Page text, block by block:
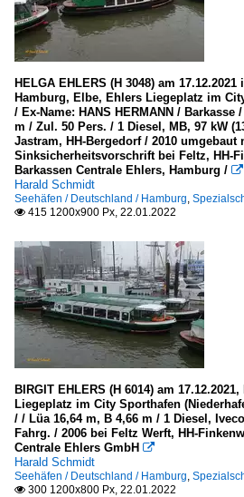
HELGA EHLERS (H 3048) am
Hamburg, Elbe, Ehlers Liegeplatz im
/ Ex-Name: HANS HERMANN / Barkasse
m / Zul. 50 Pers. / 1 Diesel, MB, 97 kW
Jastram, HH-Bergedorf / 2010 umgebaut
Sinksicherheitsvorschrift bei Feltz, HH-
Barkassen Centrale Ehlers, Hamburg / 
Harald Schmidt
Seehäfen / Deutschland / Hamburg,
 415 1200x900 Px, 22.01.2022
BIRGIT EHLERS (H 6014) am
Liegeplatz im City Sporthafen
/ / Lüa 16,64 m, B 4,66 m / 1 Diesel,
Fahrg. / 2006 bei Feltz Werft, HH-
Centrale Ehlers GmbH 
Harald Schmidt
Seehäfen / Deutschland / Hamburg,
 300 1200x800 Px, 22.01.2022